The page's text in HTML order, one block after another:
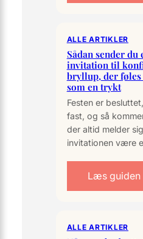
ALLE ARTIKLER
Sådan sender du
invitation til
bryllup, der føles
som en trykt
Festen er
fast, og så
der altid melder
invitationen være
Læs guiden
ALLE ARTIKLER